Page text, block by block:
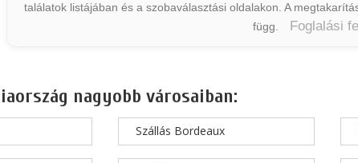
találatok listájában és a szobaválasztási oldalakon. A
függ.
Foglalási
nagyobb városaiban:
Szállás Bordeaux